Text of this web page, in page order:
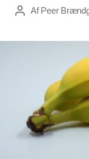
Indlægsforfatter
AfPeer